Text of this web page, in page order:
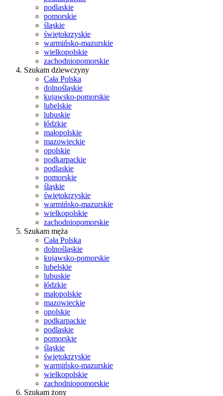
podlaskie
pomorskie
śląskie
świętokrzyskie
warmińsko-mazurskie
wielkopolskie
zachodniopomorskie
Szukam dziewczyny
Cała Polska
dolnośląskie
kujawsko-pomorskie
lubelskie
lubuskie
łódzkie
małopolskie
mazowieckie
opolskie
podkarpackie
podlaskie
pomorskie
śląskie
świętokrzyskie
warmińsko-mazurskie
wielkopolskie
zachodniopomorskie
Szukam męża
Cała Polska
dolnośląskie
kujawsko-pomorskie
lubelskie
lubuskie
łódzkie
małopolskie
mazowieckie
opolskie
podkarpackie
podlaskie
pomorskie
śląskie
świętokrzyskie
warmińsko-mazurskie
wielkopolskie
zachodniopomorskie
Szukam żony